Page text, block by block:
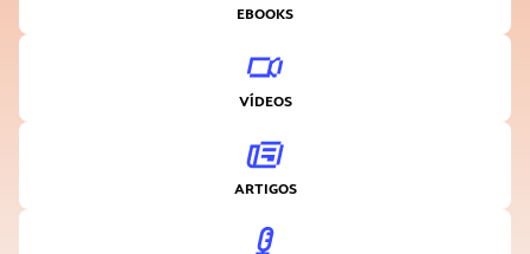
EBOOKS
VÍDEOS
ARTIGOS